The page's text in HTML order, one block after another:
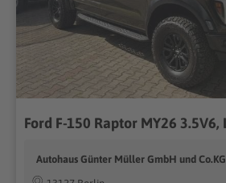
Autohaus Günter Müller GmbH und Co.KG